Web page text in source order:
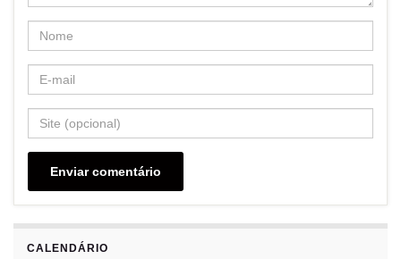
CALENDÁRIO